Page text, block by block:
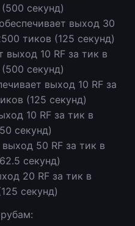
секунд)
выход 30
тиков (125 секунд)
выход 10 RF за тик в
секунд)
выход 10 RF за
(125 секунд)
10 RF за тик в
секунд)
50 RF за тик в
секунд)
20 RF за тик в
секунд)